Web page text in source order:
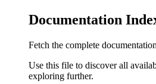
Documentation
Fetch the complete
Use this file to discover all
exploring further.